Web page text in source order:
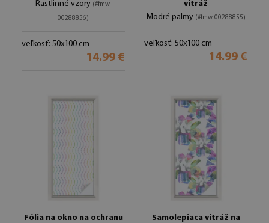
Rastlinné vzory (#fmw-
00288856)
veľkosť: 50x100 cm
14.99 €
vitráž
Modré palmy (#fmw-00288855)
veľkosť: 50x100 cm
14.99 €
Fólia na okno na ochranu
Samolepiaca vitráž na